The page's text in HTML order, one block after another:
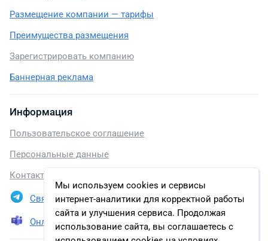
Мы используем cookies и сервисы
интернет-аналитики для корректной работы
сайта и улучшения сервиса. Продолжая
использование сайта, вы соглашаетесь с
Размещение компании — тарифы
Преимущества размещения
Зарегистрировать компанию
Баннерная реклама
Информация
Пользовательское соглашение
Персональные данные
Контакты
Связаться в Telegram
Онлайн презентация